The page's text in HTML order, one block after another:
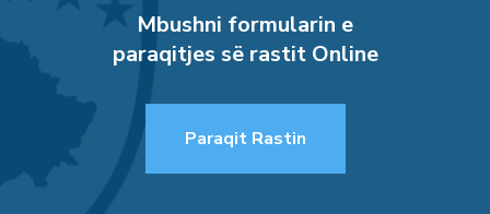
Mbushni formularin e
paraqitjes së rastit Online
Paraqit Rastin